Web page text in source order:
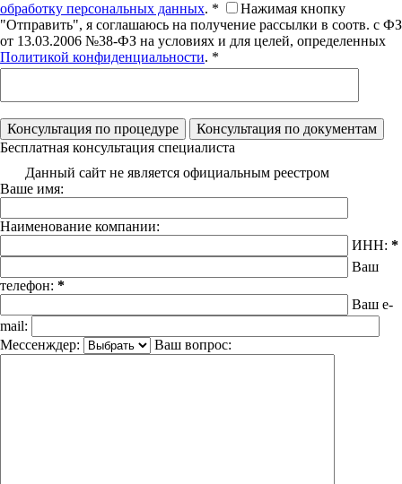
обработку персональных данных. *
Нажимая кнопку
"Отправить", я соглашаюсь на получение рассылки в соотв. с ФЗ
от 13.03.2006 №38-ФЗ на условиях и для целей, определенных
Политикой конфиденциальности. *
Бесплатная консультация специалиста
Данный сайт не является официальным реестром
Ваше имя:
Наименование компании:
ИНН: *
Ваш
телефон: *
Ваш e-
mail:
Мессенждер:
Ваш вопрос: